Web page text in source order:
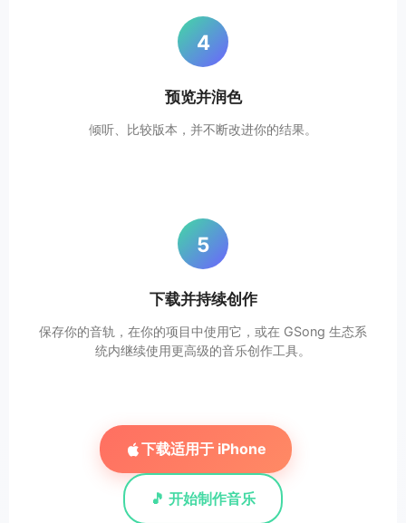
4
预览并润色
倾听、比较版本，并不断改进你的结果。
5
下载并持续创作
保存你的音轨，在你的项目中使用它，或在 GSong 生态系
统内继续使用更高级的音乐创作工具。
下载适用于 iPhone
🎵 开始制作音乐